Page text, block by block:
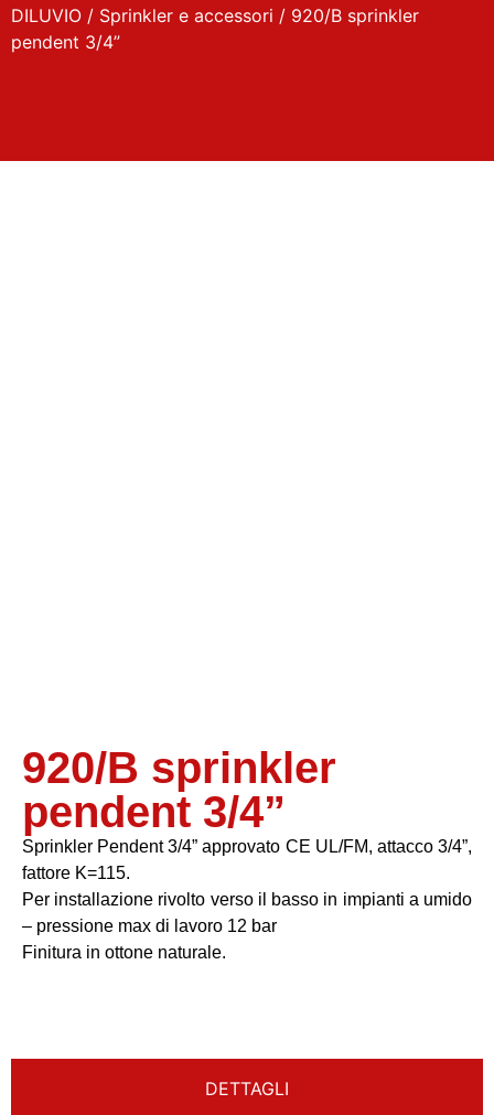
DILUVIO / Sprinkler e accessori / 920/B sprinkler
pendent 3/4”
920/B sprinkler
pendent 3/4”
Sprinkler Pendent 3/4” approvato CE UL/FM, attacco 3/4”,
fattore K=115.
Per installazione rivolto verso il basso in impianti a umido
– pressione max di lavoro 12 bar
Finitura in ottone naturale.
DETTAGLI